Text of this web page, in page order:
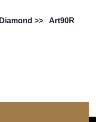
Diamond >> Art90R